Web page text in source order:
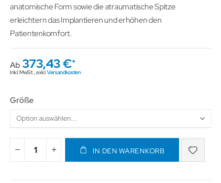
anatomische Form sowie die atraumatische Spitze
erleichtern das Implantieren und erhöhen den
Patientenkomfort.
Ab 373,43 €
Inkl. MwSt.,exkl.Versandkosten
Größe
IN DEN WARENKORB